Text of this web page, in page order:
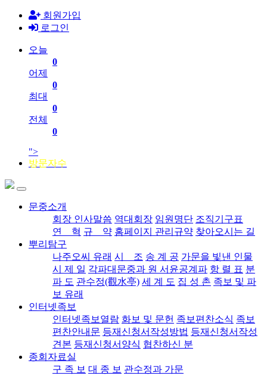
회원가입
로그인
오늘
0
어제
0
최대
0
전체
0
">
방문자수
문중소개
회장 인사말씀 역대회장 임원명단 조직기구표
연 혁 규 약 홈페이지 관리규약 찾아오시는 길
뿌리탐구
나주오씨 유래 시 조 송 계 공 가문을 빛낸 인물
시 제 일 각파대문중과 원 서윤공계파 항 렬 표 분
파 도 관수정(觀水亭) 세 계 도 집 성 촌 족보 및 파
보 유래
인터넷족보
인터넷족보열람 화보 및 문헌 족보편찬소식 족보
편찬안내문 등재신청서작성방법 등재신청서작성
견본 등재신청서양식 협찬하신 분
종회자료실
구 족 보 대 종 보 관수정과 가문